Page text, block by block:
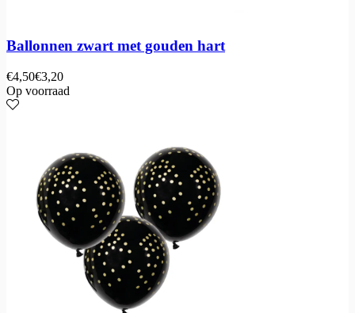
Ballonnen zwart met gouden hart
€4,50€3,20
Op voorraad